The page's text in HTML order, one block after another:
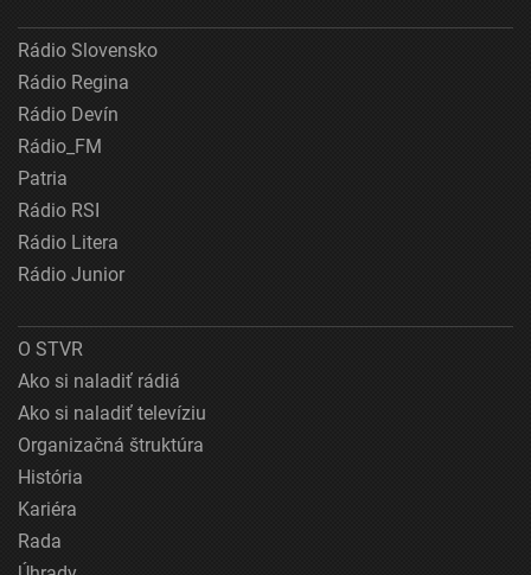
Rádio Slovensko
Rádio Regina
Rádio Devín
Rádio_FM
Patria
Rádio RSI
Rádio Litera
Rádio Junior
O STVR
Ako si naladiť rádiá
Ako si naladiť televíziu
Organizačná štruktúra
História
Kariéra
Rada